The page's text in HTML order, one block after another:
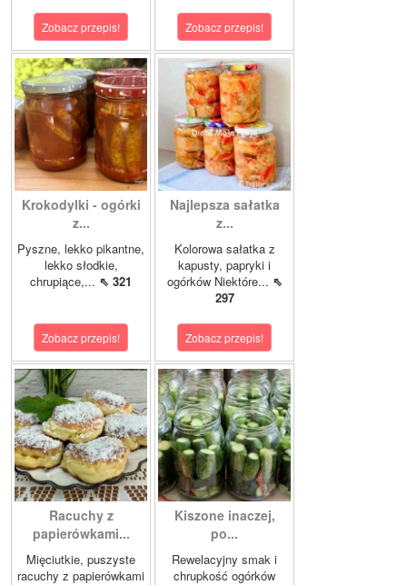
Zobacz przepis! Zobacz przepis!
Krokodylki - ogórki
z...
Pyszne, lekko pikantne,
lekko słodkie,
chrupiące,... ⇖ 321
Zobacz przepis!
Najlepsza sałatka
z...
Kolorowa sałatka z
kapusty, papryki i
ogórków Niektóre... ⇖
297
Zobacz przepis!
Racuchy z
papierówkami...
Mięciutkie, puszyste
racuchy z papierówkami
Kiszone inaczej,
po...
Rewelacyjny smak i
chrupkość ogórków